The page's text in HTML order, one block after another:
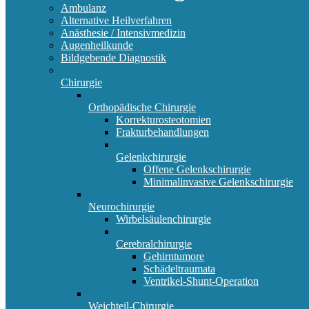
Ambulanz
Alternative Heilverfahren
Anästhesie / Intensivmedizin
Augenheilkunde
Bildgebende Diagnostik
Chirurgie
Orthopädische Chirurgie
Korrekturosteotomien
Frakturbehandlungen
Gelenkchirurgie
Offene Gelenkschirurgie
Minimalinvasive Gelenkschirurgie
Neurochirurgie
Wirbelsäulenchirurgie
Cerebralchirurgie
Gehirntumore
Schädeltraumata
Ventrikel-Shunt-Operation
Weichteil-Chirurgie